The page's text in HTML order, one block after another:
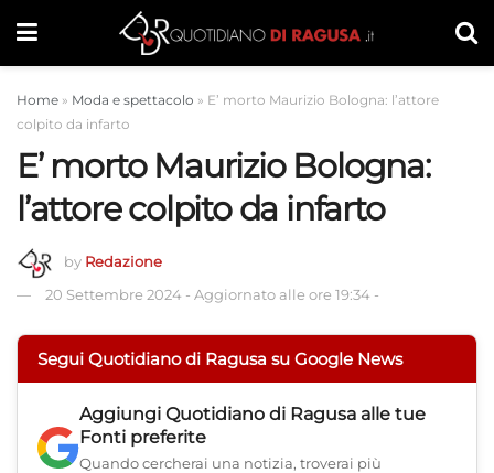
Home » Moda e spettacolo » E’ morto Maurizio Bologna: l’attore
colpito da infarto
E’ morto Maurizio Bologna:
l’attore colpito da infarto
by Redazione
20 Settembre 2024 - Aggiornato alle ore 19:34 -
Segui Quotidiano di Ragusa su Google News
Aggiungi Quotidiano di Ragusa alle tue
Fonti preferite
Quando cercherai una notizia, troverai più